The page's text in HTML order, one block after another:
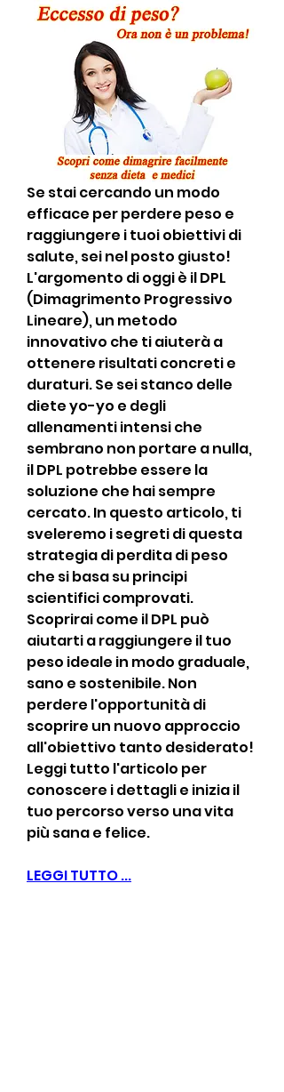
Se stai cercando un modo
efficace per perdere peso e
raggiungere i tuoi obiettivi di
salute, sei nel posto giusto!
L'argomento di oggi è il DPL
(Dimagrimento Progressivo
Lineare), un metodo
innovativo che ti aiuterà a
ottenere risultati concreti e
duraturi. Se sei stanco delle
diete yo-yo e degli
allenamenti intensi che
sembrano non portare a nulla,
il DPL potrebbe essere la
soluzione che hai sempre
cercato. In questo articolo, ti
sveleremo i segreti di questa
strategia di perdita di peso
che si basa su principi
scientifici comprovati.
Scoprirai come il DPL può
aiutarti a raggiungere il tuo
peso ideale in modo graduale,
sano e sostenibile. Non
perdere l'opportunità di
scoprire un nuovo approccio
all'obiettivo tanto desiderato!
Leggi tutto l'articolo per
conoscere i dettagli e inizia il
tuo percorso verso una vita
più sana e felice.
LEGGI TUTTO ...